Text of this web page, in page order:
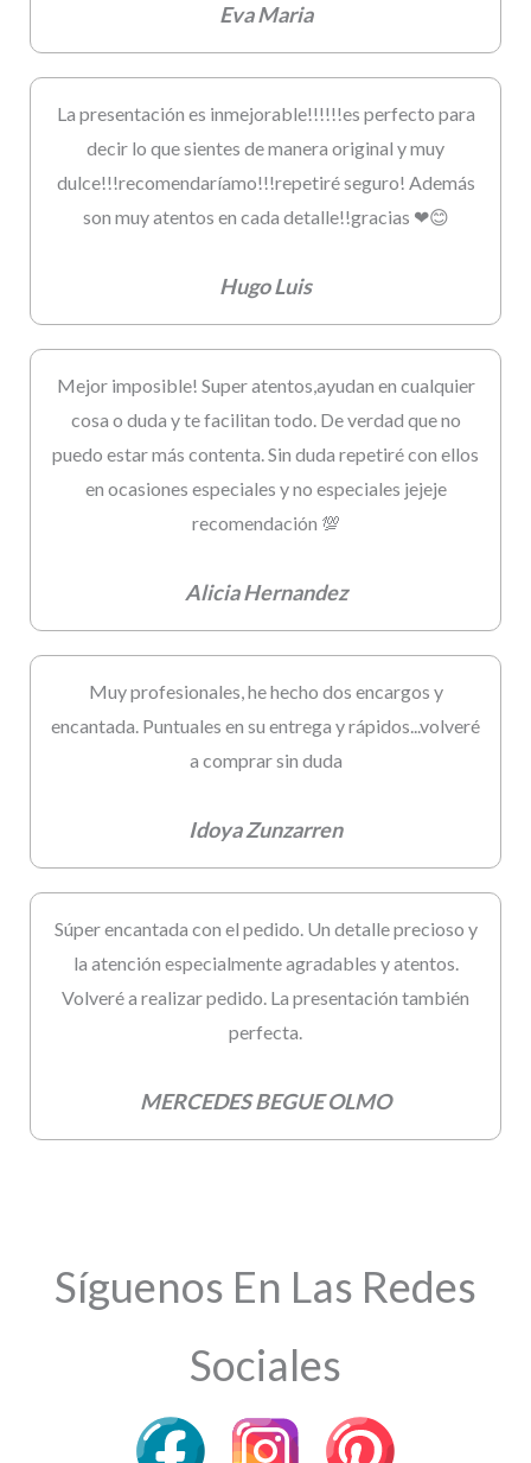
Eva Maria
La presentación es inmejorable!!!!!!es perfecto para
decir lo que sientes de manera original y muy
dulce!!!recomendaríamo!!!repetiré seguro! Además
son muy atentos en cada detalle!!gracias ❤😊
Hugo Luis
Mejor imposible! Super atentos,ayudan en cualquier
cosa o duda y te facilitan todo. De verdad que no
puedo estar más contenta. Sin duda repetiré con ellos
en ocasiones especiales y no especiales jejeje
recomendación 💯
Alicia Hernandez
Muy profesionales, he hecho dos encargos y
encantada. Puntuales en su entrega y rápidos...volveré
a comprar sin duda
Idoya Zunzarren
Súper encantada con el pedido. Un detalle precioso y
la atención especialmente agradables y atentos.
Volveré a realizar pedido. La presentación también
perfecta.
MERCEDES BEGUE OLMO
Síguenos En Las Redes
Sociales